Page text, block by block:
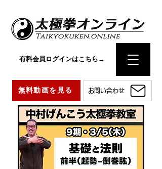
お問い合わせ
無料動画を見る
有料会員ログインはこちら→